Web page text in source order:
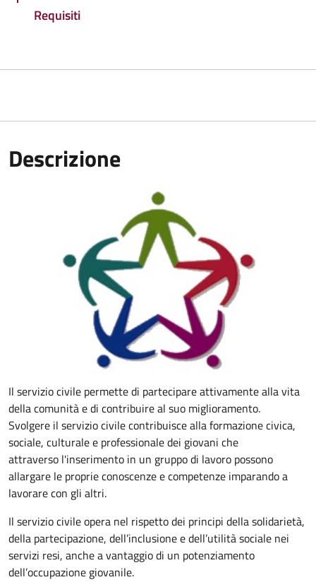
Requisiti
Descrizione
Il servizio civile permette di partecipare attivamente alla vita
della comunità e di contribuire al suo miglioramento.
Svolgere il servizio civile contribuisce alla formazione civica,
sociale, culturale e professionale dei giovani che
attraverso l'inserimento in un gruppo di lavoro possono
allargare le proprie conoscenze e competenze imparando a
lavorare con gli altri.
Il servizio civile opera nel rispetto dei principi della solidarietà,
della partecipazione, dell’inclusione e dell’utilità sociale nei
servizi resi, anche a vantaggio di un potenziamento
dell’occupazione giovanile.